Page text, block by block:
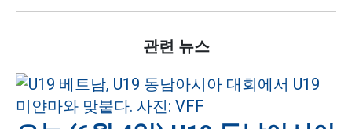
관련 뉴스